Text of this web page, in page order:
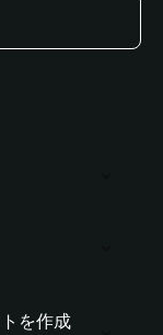
を作成